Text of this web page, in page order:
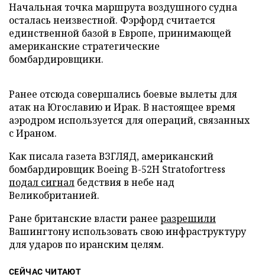
Начальная точка маршрута воздушного судна
осталась неизвестной. Фэрфорд считается
единственной базой в Европе, принимающей
американские стратегические
бомбардировщики.
Ранее отсюда совершались боевые вылеты для
атак на Югославию и Ирак. В настоящее время
аэродром используется для операций, связанных
с Ираном.
Как писала газета ВЗГЛЯД, американский
бомбардировщик Boeing B-52H Stratofortress
подал сигнал бедствия в небе над
Великобританией.
Ране британские власти ранее разрешили
Вашингтону использовать свою инфраструктуру
для ударов по иранским целям.
СЕЙЧАС ЧИТАЮТ